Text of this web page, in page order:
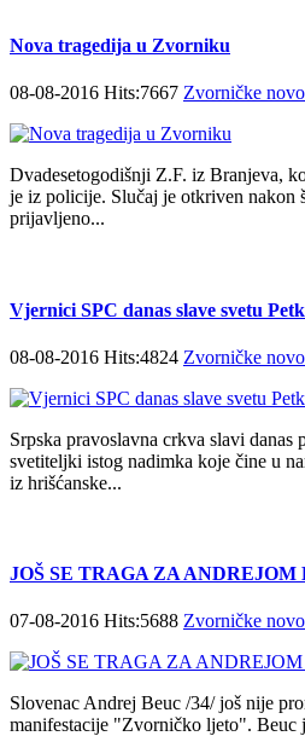
Nova tragedija u Zvorniku
08-08-2016 Hits:7667 Zvorničke
Dvadesetogodišnji Z.F. iz Branjeva,
je iz policije. Slučaj je otkriven nakon
prijavljeno...
Vjernici SPC danas slave svetu
08-08-2016 Hits:4824 Zvorničke
Srpska pravoslavna crkva slavi danas
svetiteljki istog nadimka koje čine u
iz hrišćanske...
JOŠ SE TRAGA ZA ANDREJOM
07-08-2016 Hits:5688 Zvorničke
Slovenac Andrej Beuc /34/ još nije
manifestacije "Zvorničko ljeto". Beuc